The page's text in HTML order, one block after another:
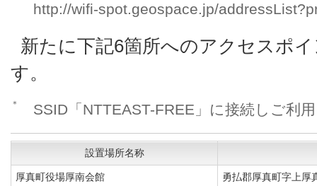
http://wifi-spot.geospace.jp/
新たに下記6箇所へのアクセスポ
す。
＊ SSID「NTTEAST-FREE」に接続しご利
設置場所名称
厚真町役場厚南会館 勇払郡厚真町字上厚